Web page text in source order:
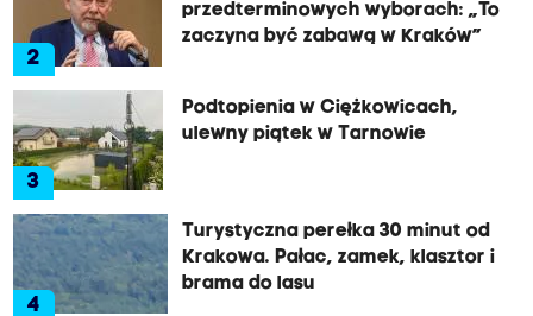
2
przedterminowych wyborach: „To
zaczyna być zabawą w Kraków”
3
Podtopienia w Ciężkowicach,
ulewny piątek w Tarnowie
4
Turystyczna perełka 30 minut od
Krakowa. Pałac, zamek, klasztor i
brama do lasu